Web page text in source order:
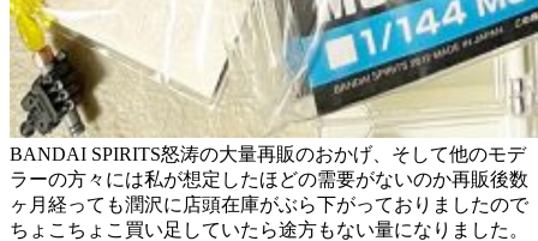
BANDAI SPIRITS怒涛の大量再販のおかげ、そして他のモデ
ラーの方々には私が想定したほどの需要がないのか再販後数
ヶ月経っても潤沢に店頭在庫がぶら下がっておりましたので
ちょこちょこ買い足していたら途方もない量になりました。